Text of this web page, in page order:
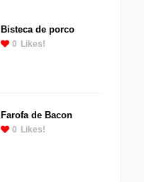
Bisteca de porco
0 Likes!
Farofa de Bacon
0 Likes!